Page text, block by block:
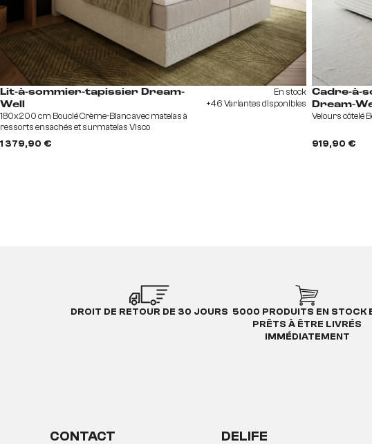
Lit-à-sommier-tapissier Dream-
Well
180x200 cm Bouclé Crème-Blanc avec matelas à
ressorts ensachés et surmatelas Visco
1 379,90 €
En stock
+46 Variantes disponibles
Cadre-à-
Dream-
Velours côtelé
919,90 €
DROIT DE RETOUR DE 30 JOURS 5000 PRODUITS EN STOCK
PRÊTS À ÊTRE LIVRÉS
IMMÉDIATEMENT
CONTACT DELIFE